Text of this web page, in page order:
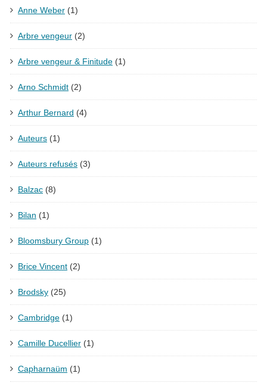
Anne Weber (1)
Arbre vengeur (2)
Arbre vengeur & Finitude (1)
Arno Schmidt (2)
Arthur Bernard (4)
Auteurs (1)
Auteurs refusés (3)
Balzac (8)
Bilan (1)
Bloomsbury Group (1)
Brice Vincent (2)
Brodsky (25)
Cambridge (1)
Camille Ducellier (1)
Capharnaüm (1)